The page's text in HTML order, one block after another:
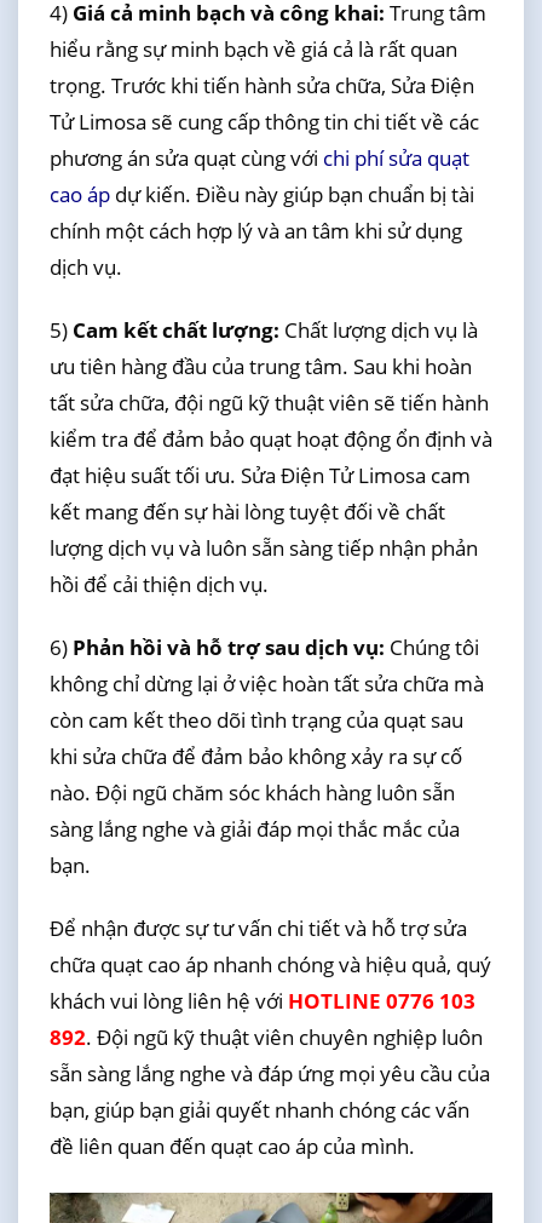
4) Giá cả minh bạch và công khai: Trung tâm
hiểu rằng sự minh bạch về giá cả là rất quan
trọng. Trước khi tiến hành sửa chữa, Sửa Điện
Tử Limosa sẽ cung cấp thông tin chi tiết về các
phương án sửa quạt cùng với chi phí sửa quạt
cao ápdự kiến. Điều này giúp bạn chuẩn bị tài
chính một cách hợp lý và an tâm khi sử dụng
dịch vụ.
5) Cam kết chất lượng: Chất lượng dịch vụ là
ưu tiên hàng đầu của trung tâm. Sau khi hoàn
tất sửa chữa, đội ngũ kỹ thuật viên sẽ tiến hành
kiểm tra để đảm bảo quạt hoạt động ổn định và
đạt hiệu suất tối ưu. Sửa Điện Tử Limosa cam
kết mang đến sự hài lòng tuyệt đối về chất
lượng dịch vụ và luôn sẵn sàng tiếp nhận phản
hồi để cải thiện dịch vụ.
6) Phản hồi và hỗ trợ sau dịch vụ: Chúng tôi
không chỉ dừng lại ở việc hoàn tất sửa chữa mà
còn cam kết theo dõi tình trạng của quạt sau
khi sửa chữa để đảm bảo không xảy ra sự cố
nào. Đội ngũ chăm sóc khách hàng luôn sẵn
sàng lắng nghe và giải đáp mọi thắc mắc của
bạn.
Để nhận được sự tư vấn chi tiết và hỗ trợ sửa
chữa quạt cao áp nhanh chóng và hiệu quả, quý
khách vui lòng liên hệ với HOTLINE 0776 103
892. Đội ngũ kỹ thuật viên chuyên nghiệp luôn
sẵn sàng lắng nghe và đáp ứng mọi yêu cầu của
bạn, giúp bạn giải quyết nhanh chóng các vấn
đề liên quan đến quạt cao áp của mình.